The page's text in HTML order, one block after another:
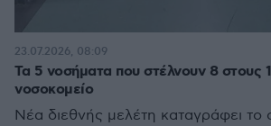
Τα 5 νοσήματα που στέλνουν 8 στους
νοσοκομείο
Νέα διεθνής μελέτη καταγράφει το
23.07.2026, 08:09